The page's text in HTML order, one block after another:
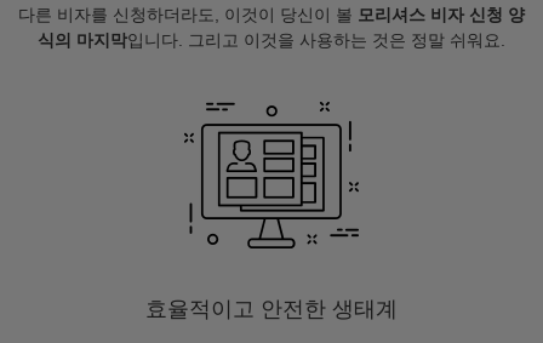
다른 비자를 신청하더라도, 이것이 당신이 볼 모리셔스 비자 신청 양
식의 마지막입니다. 그리고 이것을 사용하는 것은 정말 쉬워요.
효율적이고 안전한 생태계